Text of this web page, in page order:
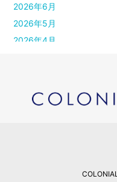
2026年6月
2026年5月
2026年4月
2026年1月
2025年12月